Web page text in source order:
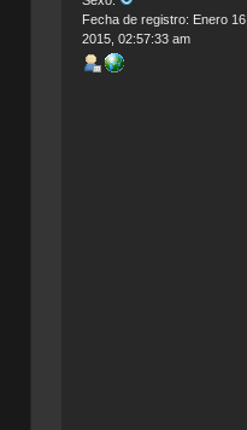
Fecha de registro: Enero 16,
2015, 02:57:33 am